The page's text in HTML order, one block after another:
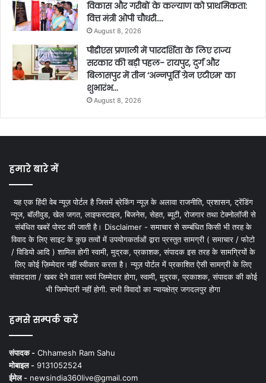
विकास और गरीबों के कल्याण को प्राथमिकता:
वित्त मंत्री ओपी चौधरी….
August 8, 2026
पीडीएस प्रणाली में पारदर्शिता के लिए राज्य
सरकार की बड़ी पहल- रायपुर, दुर्ग और
बिलासपुर में तीन ‘अन्नपूर्ति ग्रेन एटीएम‘ का
शुभारंभ…
August 8, 2026
हमारे बारे में
यह एक हिंदी वेब न्यूज़ पोर्टल है जिसमें ब्रेकिंग न्यूज़ के अलावा राजनीति, प्रशासन, ट्रेंडिंग
न्यूज, बॉलीवुड, खेल जगत, लाइफस्टाइल, बिजनेस, सेहत, ब्यूटी, रोजगार तथा टेक्नोलॉजी से
संबंधित खबरें पोस्ट की जाती है। Disclaimer - समाचार से सम्बंधित किसी भी तरह के
विवाद के लिए साइट के कुछ तत्वों में उपयोगकर्ताओं द्वारा प्रस्तुत सामग्री ( समाचार / फोटो
/ विडियो आदि ) शामिल होगी स्वामी, मुद्रक, प्रकाशक, संपादक इस तरह के सामग्रियों के
लिए कोई ज़िम्मेदार नहीं स्वीकार करता है। न्यूज़ पोर्टल में प्रकाशित ऐसी सामग्री के लिए
संवाददाता / खबर देने वाला स्वयं जिम्मेदार होगा, स्वामी, मुद्रक, प्रकाशक, संपादक की कोई
भी जिम्मेदारी नहीं होगी. सभी विवादों का न्यायक्षेत्र जगदलपुर होगा
हमसे सम्पर्क करें
संपादक - Chhamesh Ram Sahu
मोबाइल - 9131052524
ईमेल - newsindia360live@gmail.com